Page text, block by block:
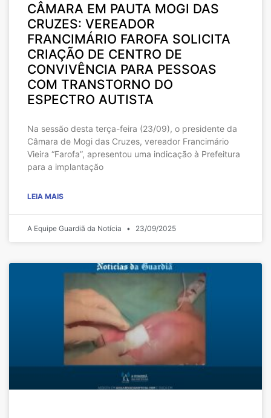
CÂMARA EM PAUTA MOGI DAS
CRUZES: VEREADOR
FRANCIMÁRIO FAROFA SOLICITA
CRIAÇÃO DE CENTRO DE
CONVIVÊNCIA PARA PESSOAS
COM TRANSTORNO DO
ESPECTRO AUTISTA
Na sessão desta terça-feira (23/09), o presidente da
Câmara de Mogi das Cruzes, vereador Francimário
Vieira “Farofa”, apresentou uma indicação à Prefeitura
para a implantação
LEIA MAIS
A Equipe Guardiã da Notícia 23/09/2025